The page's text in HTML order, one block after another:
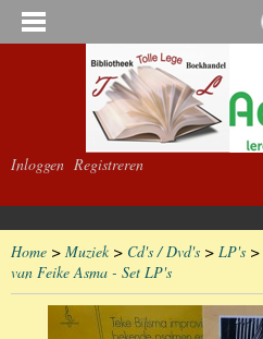
Inloggen Registreren
Home > Muziek> Cd's / Dvd's > LP's >
van Feike Asma - Set LP's